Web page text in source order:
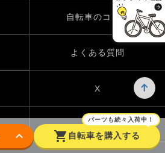
keyboard_arrow_down shopping_cart
パーツも続々入荷中！
自転車を購入する
自転車のコラム
よくある質問
X